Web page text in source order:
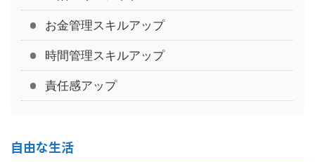
お金管理スキルアップ
時間管理スキルアップ
責任感アップ
自由な生活